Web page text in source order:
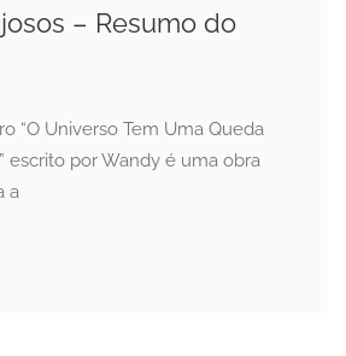
– Resumo do
“O Universo Tem Uma Queda
escrito por Wandy é uma obra
a